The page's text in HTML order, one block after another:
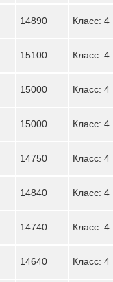
14890 Класс: 4
15100 Класс: 4
15000 Класс: 4
15000 Класс: 4
14750 Класс: 4
14840 Класс: 4
14740 Класс: 4
14640 Класс: 4